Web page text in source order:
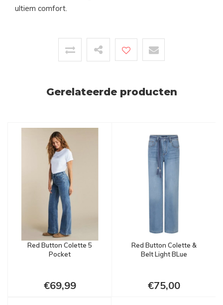
ultiem comfort.
Gerelateerde producten
Red Button Colette 5
Pocket
€69,99
Red Button Colette &
Belt Light BLue
€75,00